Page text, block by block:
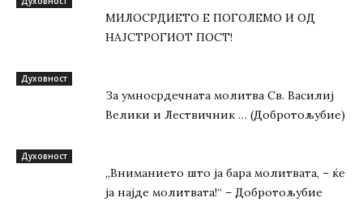
МИЛОСРДИЕТО Е ПОГОЛЕМО И ОД
НАЈСТРОГИОТ ПОСТ!
Духовност
За умносрдечната молитва Св. Василиј
Велики и Лествичник … (Добротољубие)
Духовност
„Вниманието што jа бара молитвата, – ќе
jа најде молитвата!“ – Добротољубие